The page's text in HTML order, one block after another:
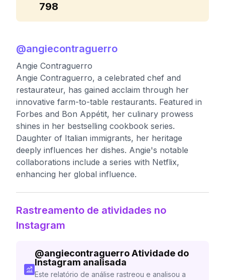
798
@angiecontraguerro
Angie Contraguerro
Angie Contraguerro, a celebrated chef and
restaurateur, has gained acclaim through her
innovative farm-to-table restaurants. Featured in
Forbes and Bon Appétit, her culinary prowess
shines in her bestselling cookbook series.
Daughter of Italian immigrants, her heritage
deeply influences her dishes. Angie's notable
collaborations include a series with Netflix,
enhancing her global influence.
Rastreamento de atividades no
Instagram
@angiecontraguerro Atividade do
Instagram analisada
Este relatório de análise rastreou e analisou a